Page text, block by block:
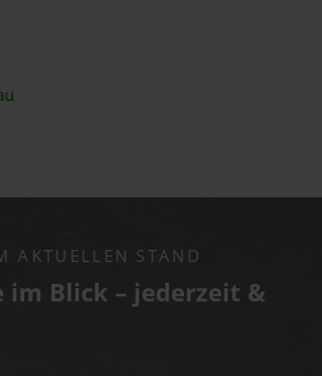
AKTUELLEN STAND
im Blick – jederzeit &